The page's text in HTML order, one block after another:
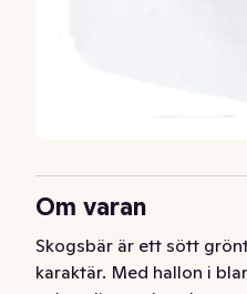
Om varan
Skogsbär är ett sött
karaktär. Med hallon i